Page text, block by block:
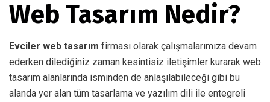
Web Tasarım Nedir?
Evciler web tasarım firması olarak çalışmalarımıza devam
ederken dilediğiniz zaman kesintisiz iletişimler kurarak web
tasarım alanlarında isminden de anlaşılabileceği gibi bu
alanda yer alan tüm tasarlama ve yazılım dili ile entegreli